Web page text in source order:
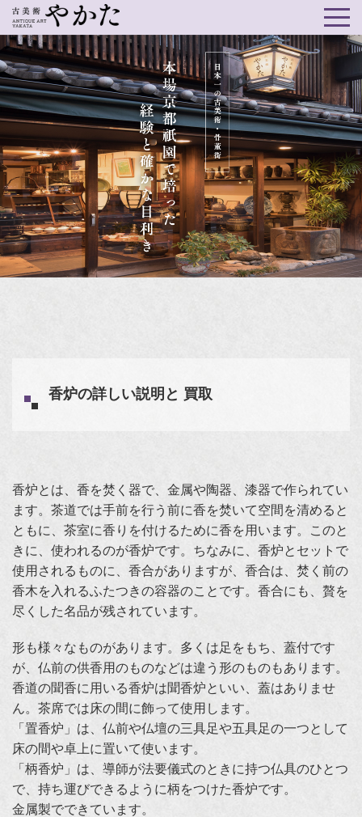
香炉の詳しい説明と 買取
香炉とは、香を焚く器で、金属や陶器、漆器で作られてい
ます。茶道では手前を行う前に香を焚いて空間を清めると
ともに、茶室に香りを付けるために香を用います。このと
きに、使われるのが香炉です。ちなみに、香炉とセットで
使用されるものに、香合がありますが、香合は、焚く前の
香木を入れるふたつきの容器のことです。香合にも、贅を
尽くした名品が残されています。
形も様々なものがあります。多くは足をもち、蓋付です
が、仏前の供香用のものなどは違う形のものもあります。
香道の聞香に用いる香炉は聞香炉といい、蓋はありませ
ん。茶席では床の間に飾って使用します。
「置香炉」は、仏前や仏壇の三具足や五具足の一つとして
床の間や卓上に置いて使います。
「柄香炉」は、導師が法要儀式のときに持つ仏具のひとつ
で、持ち運びできるように柄をつけた香炉です。
金属製でできています。